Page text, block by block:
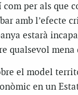
com per als que
amb l’efecte
estarà
qualsevol mena
el model
en un